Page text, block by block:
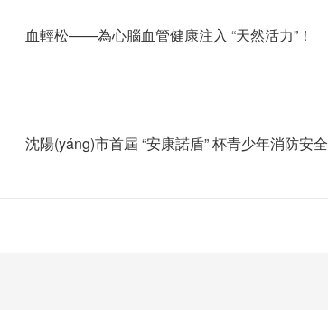
血輕松——為心腦血管健康注入 “天然活力”！